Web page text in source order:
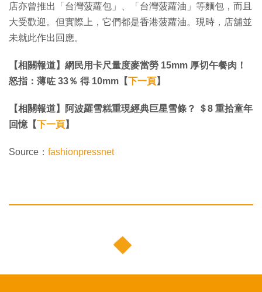
店亦曾推出「台灣菠蘿包」、「台灣菠蘿油」等麵包，而且
大受歡迎。但實際上，它們都是香港菠蘿油。現時，店舖並
未就此作出回應。
【相關報道】網民用卡尺量度麥當勞 15mm 厚切午餐肉！
怒指：薄咗 33％ 得 10mm【下一頁】
【相關報道】阿波羅雪糕重現經典巨星雪條？ ＄8 重拾童年
回憶【下一頁】
Source： fashionpressnet